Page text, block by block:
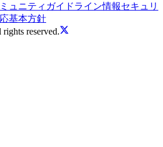
ュニティガイドライン情報セキュリ
基本方針
reserved.